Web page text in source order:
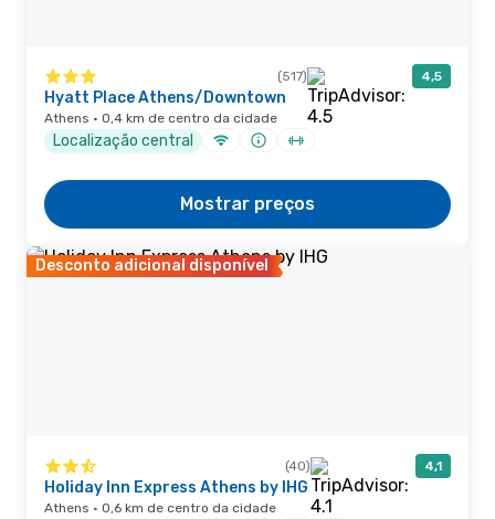
(517) 4,5
Hyatt Place Athens/Downtown
Athens · 0,4 km de centro da cidade
Localização central
Mostrar preços
Desconto adicional disponível
(40) 4,1
Holiday Inn Express Athens by IHG
Athens · 0,6 km de centro da cidade